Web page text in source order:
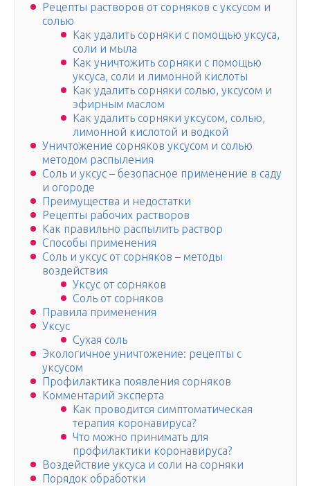
Рецепты растворов от сорняков с уксусом и
солью
Как удалить сорняки с помощью уксуса,
соли и мыла
Как уничтожить сорняки с помощью
уксуса, соли и лимонной кислоты
Как удалить сорняки солью, уксусом и
эфирным маслом
Как удалить сорняки уксусом, солью,
лимонной кислотой и водкой
Уничтожение сорняков уксусом и солью
методом распыления
Соль и уксус – безопасное применение в саду
и огороде
Преимущества и недостатки
Рецепты рабочих растворов
Как правильно распылить раствор
Способы применения
Соль и уксус от сорняков – методы
воздействия
Уксус от сорняков
Соль от сорняков
Правила применения
Уксус
Сухая соль
Экологичное уничтожение: рецепты с
уксусом
Профилактика появления сорняков
Комментарий эксперта
Как проводится симптоматическая
терапия коронавируса?
Что можно принимать для
профилактики коронавируса?
Воздействие уксуса и соли на сорняки
Порядок обработки